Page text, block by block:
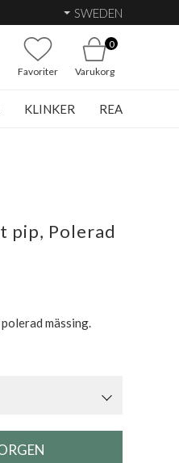
SWEDEN
Favoriter
0
Varukorg
KLINKER REA
pip, Polerad
mässing.